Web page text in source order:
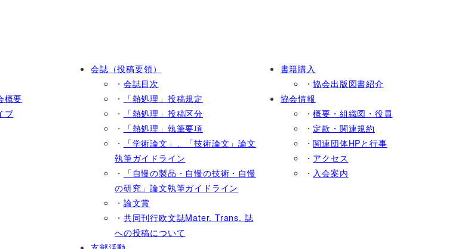
概要
ブ
会誌（投稿要領）
・ 会誌目次
・
「熱処理」投稿規定
・
「熱処理」投稿区分
・
「熱処理」執筆要項
・
「学術論文」、「技術論文」論文
執筆ガイドライン
・
「自慢の製品・自慢の技術・自慢
の研究」論文執筆ガイドライン
・ 論文賞
・ 共同刊行欧文誌Mater. Trans. 誌
への投稿について
書籍購入
・協会出版図書紹介
協会情報
・概要・組織図・役員
・ 定款・関連規約
・関連団体HPと行事
・ アクセス
・ 入会案内